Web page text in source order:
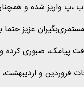
،پ واریز شده و
عزیز
پیامک، صبوری
فروردین و اردیبهشت،